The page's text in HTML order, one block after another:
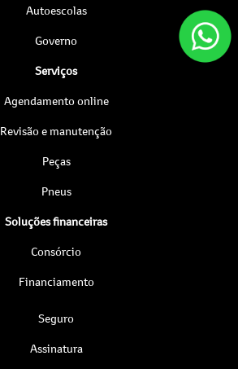
Autoescolas
Governo
Serviços
Agendamento online
Revisão e manutenção
Peças
Pneus
Soluções financeiras
Consórcio
Financiamento
Seguro
Assinatura